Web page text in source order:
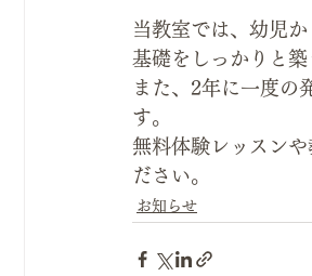
当教室では、幼児
基礎をしっかりと
また、2年に一度の
す。
無料体験レッスン
ださい。
お知らせ